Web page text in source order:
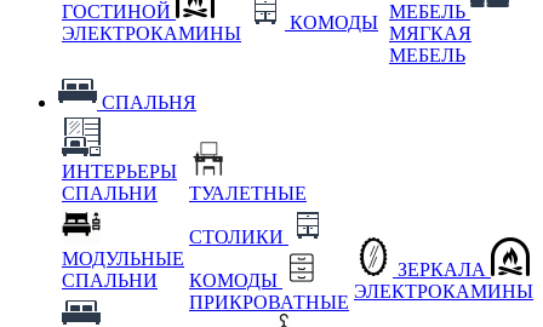
ГОСТИНОЙ
ЭЛЕКТРОКАМИНЫ
КОМОДЫ
МЕБЕЛЬ
МЯГКАЯ
МЕБЕЛЬ
СПАЛЬНЯ
ИНТЕРЬЕРЫ
СПАЛЬНИ
МОДУЛЬНЫЕ
СПАЛЬНИ
ТУАЛЕТНЫЕ
СТОЛИКИ
КОМОДЫ
ПРИКРОВАТНЫЕ
ЗЕРКАЛА
ЭЛЕКТРОКАМИНЫ